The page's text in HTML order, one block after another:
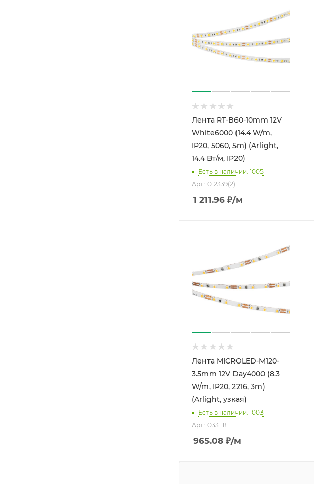
Лента RT-B60-10mm 12V
White6000 (14.4 W/m,
IP20, 5060, 5m) (Arlight,
14.4 Вт/м, IP20)
Есть в наличии: 1005
Арт.: 012339(2)
1 211.96 ₽/м
Лента MICROLED-M120-
3.5mm 12V Day4000 (8.3
W/m, IP20, 2216, 3m)
(Arlight, узкая)
Есть в наличии: 1003
Арт.: 033118
965.08 ₽/м